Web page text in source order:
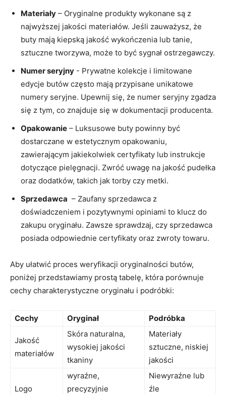
Materiały – Oryginalne produkty ​wykonane są z
najwyższej jakości materiałów. Jeśli zauważysz, że
buty mają kiepską ‍jakość​ wykończenia lub tanie,
sztuczne tworzywa, może to być sygnał ostrzegawczy.
Numer seryjny -⁤ Prywatne kolekcje i limitowane
edycje butów często mają przypisane ​unikatowe
numery seryjne. Upewnij​ się, że numer seryjny ⁣zgadza
się z tym, co ​znajduje się w dokumentacji producenta.
Opakowanie – Luksusowe buty powinny być
dostarczane w estetycznym opakowaniu,
zawierającym jakiekolwiek certyfikaty lub‍ instrukcje
dotyczące⁢ pielęgnacji. Zwróć⁣ uwagę na jakość pudełka
oraz⁤ dodatków, takich jak torby⁤ czy metki.
Sprzedawca ⁤ – Zaufany‍ sprzedawca z
‌doświadczeniem i pozytywnymi opiniami to klucz do
zakupu ​oryginału. Zawsze ‌sprawdzaj, czy sprzedawca
posiada ​odpowiednie certyfikaty oraz ‌zwroty⁢ towaru.
Aby ułatwić ⁢proces weryfikacji oryginalności butów,
poniżej przedstawiamy prostą⁢ tabelę, która porównuje
cechy‍ charakterystyczne oryginału i ⁢podróbki:
Cechy Oryginał Podróbka
Jakość ​
materiałów
Skóra naturalna,
wysokiej jakości
tkaniny
Materiały
sztuczne, niskiej
‌jakości
Logo
wyraźne,
precyzyjnie
Niewyraźne lub​
źle